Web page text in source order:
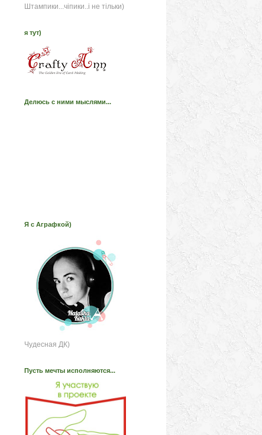
Штампики...чіпики..і не тільки)
я тут)
Делюсь с ними мыслями...
Я с Аграфкой)
Чудесная ДК)
Пусть мечты исполняются...